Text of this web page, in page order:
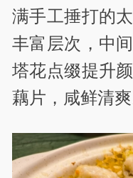
满手工捶打的
丰富层次，中
塔花点缀提升
藕片，咸鲜清爽